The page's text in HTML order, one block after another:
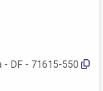
- DF - 71615-550